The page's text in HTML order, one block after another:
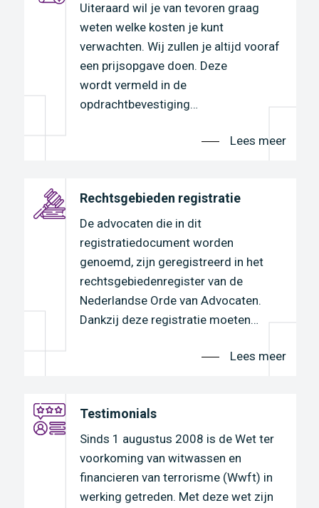
Uiteraard wil je van tevoren graag
weten welke kosten je kunt
verwachten. Wij zullen je altijd vooraf
een prijsopgave doen. Deze
wordt vermeld in de
opdrachtbevestiging…
Lees meer
Rechtsgebieden registratie
De advocaten die in dit
registratiedocument worden
genoemd, zijn geregistreerd in het
rechtsgebiedenregister van de
Nederlandse Orde van Advocaten.
Dankzij deze registratie moeten…
Lees meer
Testimonials
Sinds 1 augustus 2008 is de Wet ter
voorkoming van witwassen en
financieren van terrorisme (Wwft) in
werking getreden. Met deze wet zijn